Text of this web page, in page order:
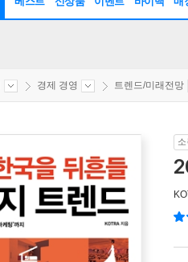
경제 경영 트렌드/미래전망